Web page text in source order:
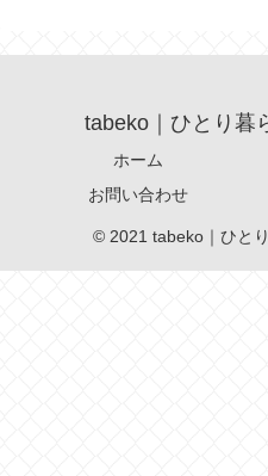
tabeko｜ひとり暮
ホーム
お問い合わせ
© 2021 tabeko｜ひと